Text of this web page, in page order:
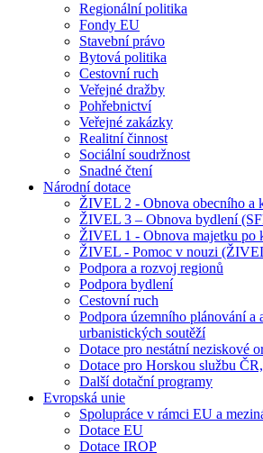
Regionální politika
Fondy EU
Stavební právo
Bytová politika
Cestovní ruch
Veřejné dražby
Pohřebnictví
Veřejné zakázky
Realitní činnost
Sociální soudržnost
Snadné čtení
Národní dotace
ŽIVEL 2 - Obnova obecního a
ŽIVEL 3 – Obnova bydlení
ŽIVEL 1 - Obnova majetku po
ŽIVEL - Pomoc v nouzi
Podpora a rozvoj regionů
Podpora bydlení
Cestovní ruch
Podpora územního plánování a
urbanistických soutěží
Dotace pro nestátní neziskové
Dotace pro Horskou službu
Další dotační programy
Evropská unie
Spolupráce v rámci EU a
Dotace EU
Dotace IROP